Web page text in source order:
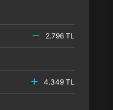
2.796 TL
4.349 TL